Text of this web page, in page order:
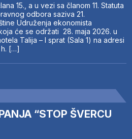
15., a u vezi sa članom 11. Statuta
odbora saziva 21.
Udruženja ekonomista
će se održati 28. maja 2026. u
Talija – I sprat (Sala 1) na adresi
h. […]
“STOP ŠVERCU